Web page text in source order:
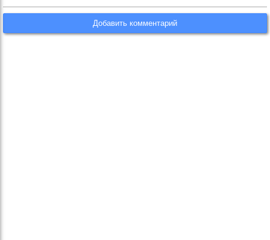
Добавить комментарий